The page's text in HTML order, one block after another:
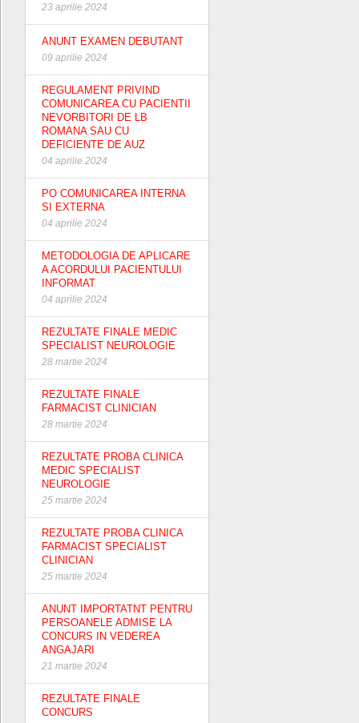
23 aprilie 2024
ANUNT EXAMEN DEBUTANT
09 aprilie 2024
REGULAMENT PRIVIND
COMUNICAREA CU PACIENTII
NEVORBITORI DE LB
ROMANA SAU CU
DEFICIENTE DE AUZ
04 aprilie 2024
PO COMUNICAREA INTERNA
SI EXTERNA
04 aprilie 2024
METODOLOGIA DE APLICARE
A ACORDULUI PACIENTULUI
INFORMAT
04 aprilie 2024
REZULTATE FINALE MEDIC
SPECIALIST NEUROLOGIE
28 martie 2024
REZULTATE FINALE
FARMACIST CLINICIAN
28 martie 2024
REZULTATE PROBA CLINICA
MEDIC SPECIALIST
NEUROLOGIE
25 martie 2024
REZULTATE PROBA CLINICA
FARMACIST SPECIALIST
CLINICIAN
25 martie 2024
ANUNT IMPORTATNT PENTRU
PERSOANELE ADMISE LA
CONCURS IN VEDEREA
ANGAJARI
21 martie 2024
REZULTATE FINALE
CONCURS